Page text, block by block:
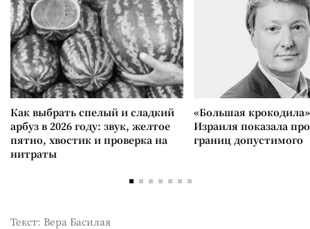
Как выбрать спелый и сладкий
арбуз в 2026 году: звук, желтое
пятно, хвостик и проверка на
нитраты
«Большая
Израиля показала
границ допустимого
Текст: Вера Басилая